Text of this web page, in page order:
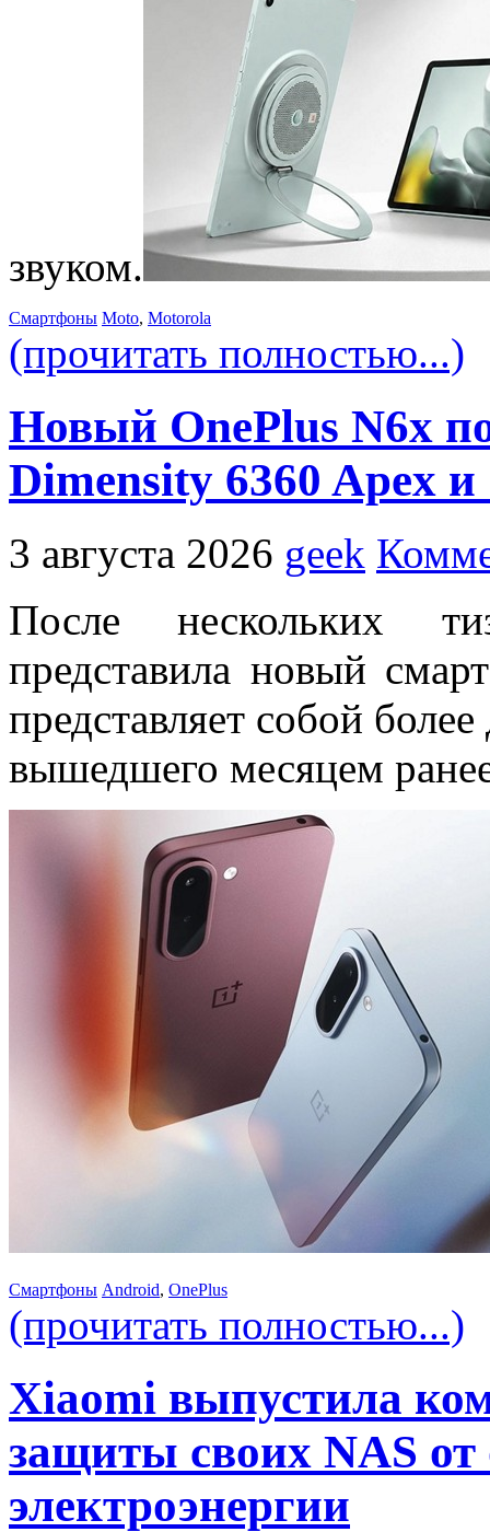
звуком.
Смартфоны Moto, Motorola
(прочитать полностью...)
Новый OnePlus N6x
Dimensity 6360 Apex
3 августа 2026 geek
После нескольких
представила новый
представляет собой
вышедшего месяцем
Смартфоны Android, OnePlus
(прочитать полностью...)
Xiaomi выпустила
защиты своих NAS
электроэнергии